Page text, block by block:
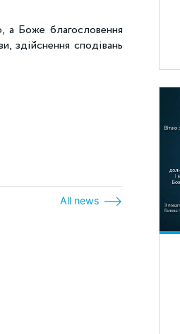
а Боже благословення
здійснення сподівань
All news